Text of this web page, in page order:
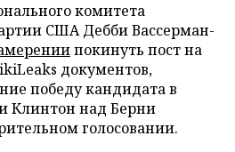
комитета
США Дебби Вассерман-
покинуть пост на
документов,
победу кандидата в
Клинтон над Берни
голосовании.